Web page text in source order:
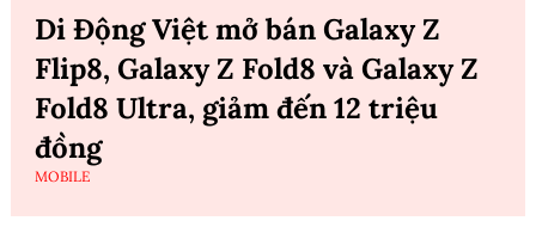
Di Động Việt mở bán Galaxy Z
Flip8, Galaxy Z Fold8 và Galaxy Z
Fold8 Ultra, giảm đến 12 triệu
đồng
MOBILE